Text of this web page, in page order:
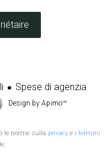
Spese di agenzia
Design by Apimo™
le norme sulla privacy e i termini